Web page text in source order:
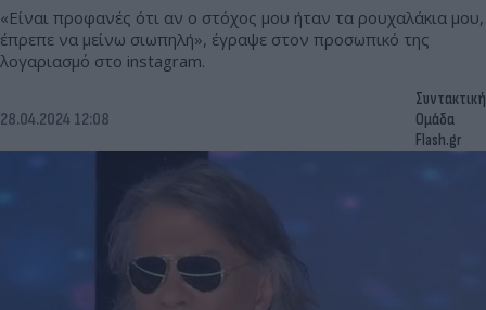
«Είναι προφανές ότι αν ο στόχος μου ήταν τα ρουχαλάκια μου,
έπρεπε να μείνω σιωπηλή», έγραψε στον προσωπικό της
λογαριασμό στο instagram.
28.04.2024 12:08
Συντακτική
Ομάδα
Flash.gr